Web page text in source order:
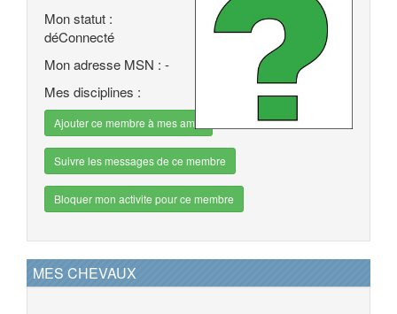
Mon statut :
déConnecté
Mon adresse MSN : -
Mes disciplines :
Ajouter ce membre à mes amis
Suivre les messages de ce membre
Bloquer mon activite pour ce membre
MES CHEVAUX